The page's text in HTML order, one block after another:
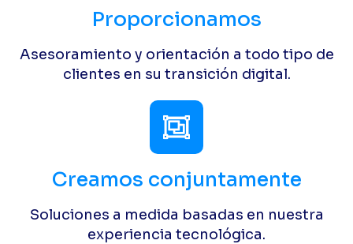
Proporcionamos
Asesoramiento y orientación a todo tipo de
clientes en su transición digital.
Creamos conjuntamente
Soluciones a medida basadas en nuestra
experiencia tecnológica.